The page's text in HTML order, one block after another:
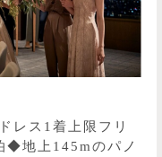
レス1着上限フリ
◆地上145mのパノ